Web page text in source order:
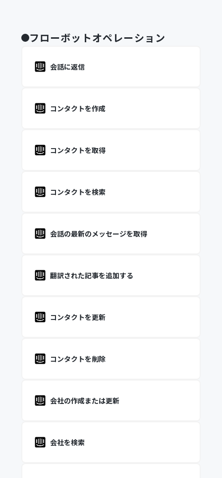
フローボットオペレーション
会話に返信
コンタクトを作成
コンタクトを取得
コンタクトを検索
会話の最新のメッセージを取得
翻訳された記事を追加する
コンタクトを更新
コンタクトを削除
会社の作成または更新
会社を検索